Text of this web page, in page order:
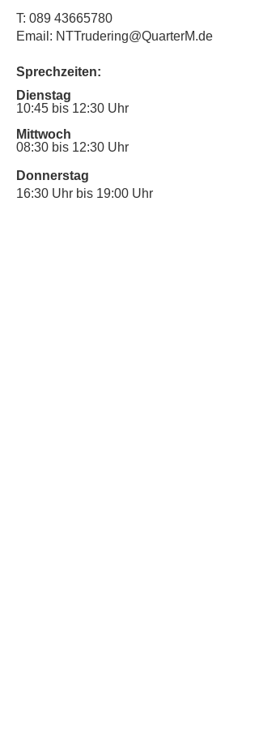
T: 089 43665780
Email: NTTrudering@QuarterM.de
Sprechzeiten:
Dienstag
10:45 bis 12:30 Uhr
Mittwoch
08:30 bis 12:30 Uhr
Donnerstag
16:30 Uhr bis 19:00 Uhr